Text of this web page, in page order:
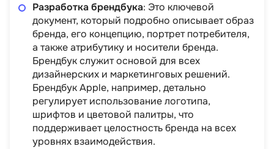
Разработка брендбука: Это ключевой
документ, который подробно описывает образ
бренда, его концепцию, портрет потребителя,
а также атрибутику и носители бренда.
Брендбук служит основой для всех
дизайнерских и маркетинговых решений.
Брендбук Apple, например, детально
регулирует использование логотипа,
шрифтов и цветовой палитры, что
поддерживает целостность бренда на всех
уровнях взаимодействия.